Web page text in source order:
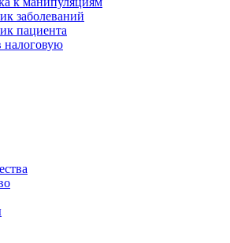
заболеваний
пациента
налоговую